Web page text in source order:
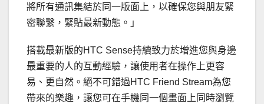
將所有通訊集結於同一版面上，以確保您與朋友緊
密聯繫，緊貼最新動態。」
搭載最新版的HTC Sense持續致力於增進您與身邊
最重要的人的互動經驗，讓使用者在操作上更容
易、更自然。絕不可錯過HTC Friend Stream為您
帶來的樂趣，讓您可在手機同一個畫面上同時瀏覽